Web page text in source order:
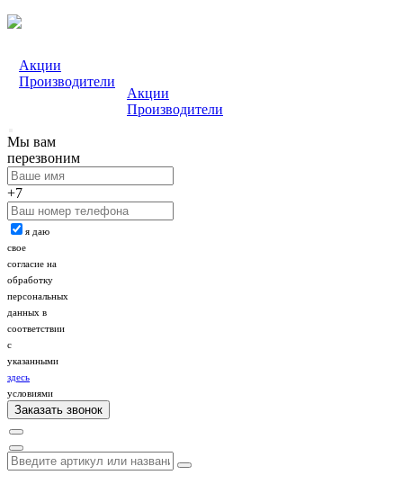
Акции
Производители
Акции
Производители
Мы вам
перезвоним
+7
я даю
свое
согласие на
обработку
персональных
данных в
соответствии
с
указанными
здесь
условиями